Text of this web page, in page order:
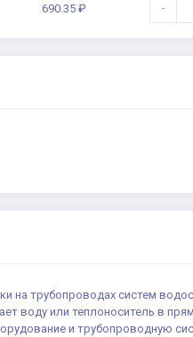
690.35 ₽ -
на трубопроводах систем
воду или теплоноситель в
и трубопроводную